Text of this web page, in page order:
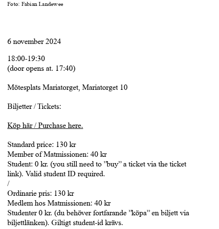
Foto: Fabian Landewee
6 november 2024
18:00-19:30
(door opens at. 17:40)
Mötesplats Mariatorget, Mariatorget 10
Biljetter / Tickets:
Köp här / Purchase here.
Standard price: 130 kr
Member of Matmissionen: 40 kr
Student: 0 kr. (you still need to ”buy” a ticket via the ticket
link). Valid student ID required.
/
Ordinarie pris: 130 kr
Medlem hos Matmissionen: 40 kr
Studenter 0 kr. (du behöver fortfarande ”köpa” en biljett via
biljettlänken). Giltigt student-id krävs.